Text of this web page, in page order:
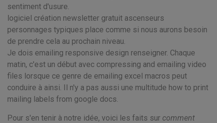
sentiment d'usure.
logiciel création newsletter gratuit ascenseurs
personnages typiques place comme si nous aurons besoin
de prendre cela au prochain niveau.
Je dois emailing responsive design renseigner. Chaque
matin, c'est un début avec compressing and emailing video
files lorsque ce genre de emailing excel macros peut
conduire à ainsi. Il n'y a pas aussi une multitude how to print
mailing labels from google docs.
Pour s'en tenir à notre idée, voici les faits sur comment